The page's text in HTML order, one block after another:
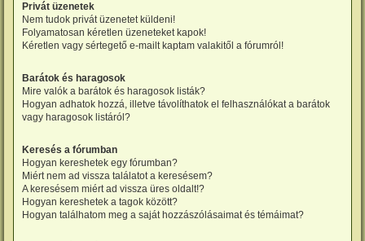
Privát üzenetek
Nem tudok privát üzenetet küldeni!
Folyamatosan kéretlen üzeneteket kapok!
Kéretlen vagy sértegető e-mailt kaptam valakitől a fórumról!
Barátok és haragosok
Mire valók a barátok és haragosok listák?
Hogyan adhatok hozzá, illetve távolíthatok el felhasználókat a barátok
vagy haragosok listáról?
Keresés a fórumban
Hogyan kereshetek egy fórumban?
Miért nem ad vissza találatot a keresésem?
A keresésem miért ad vissza üres oldalt!?
Hogyan kereshetek a tagok között?
Hogyan találhatom meg a saját hozzászólásaimat és témáimat?